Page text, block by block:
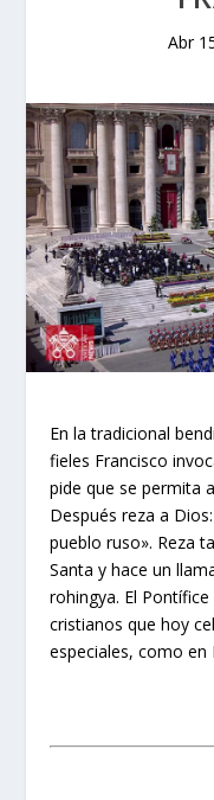
Abr
En la tradicional
fieles Francisco
pide que se permita
Después reza a
pueblo ruso». Reza
Santa y hace un
rohingya. El
cristianos que hoy
especiales, como en